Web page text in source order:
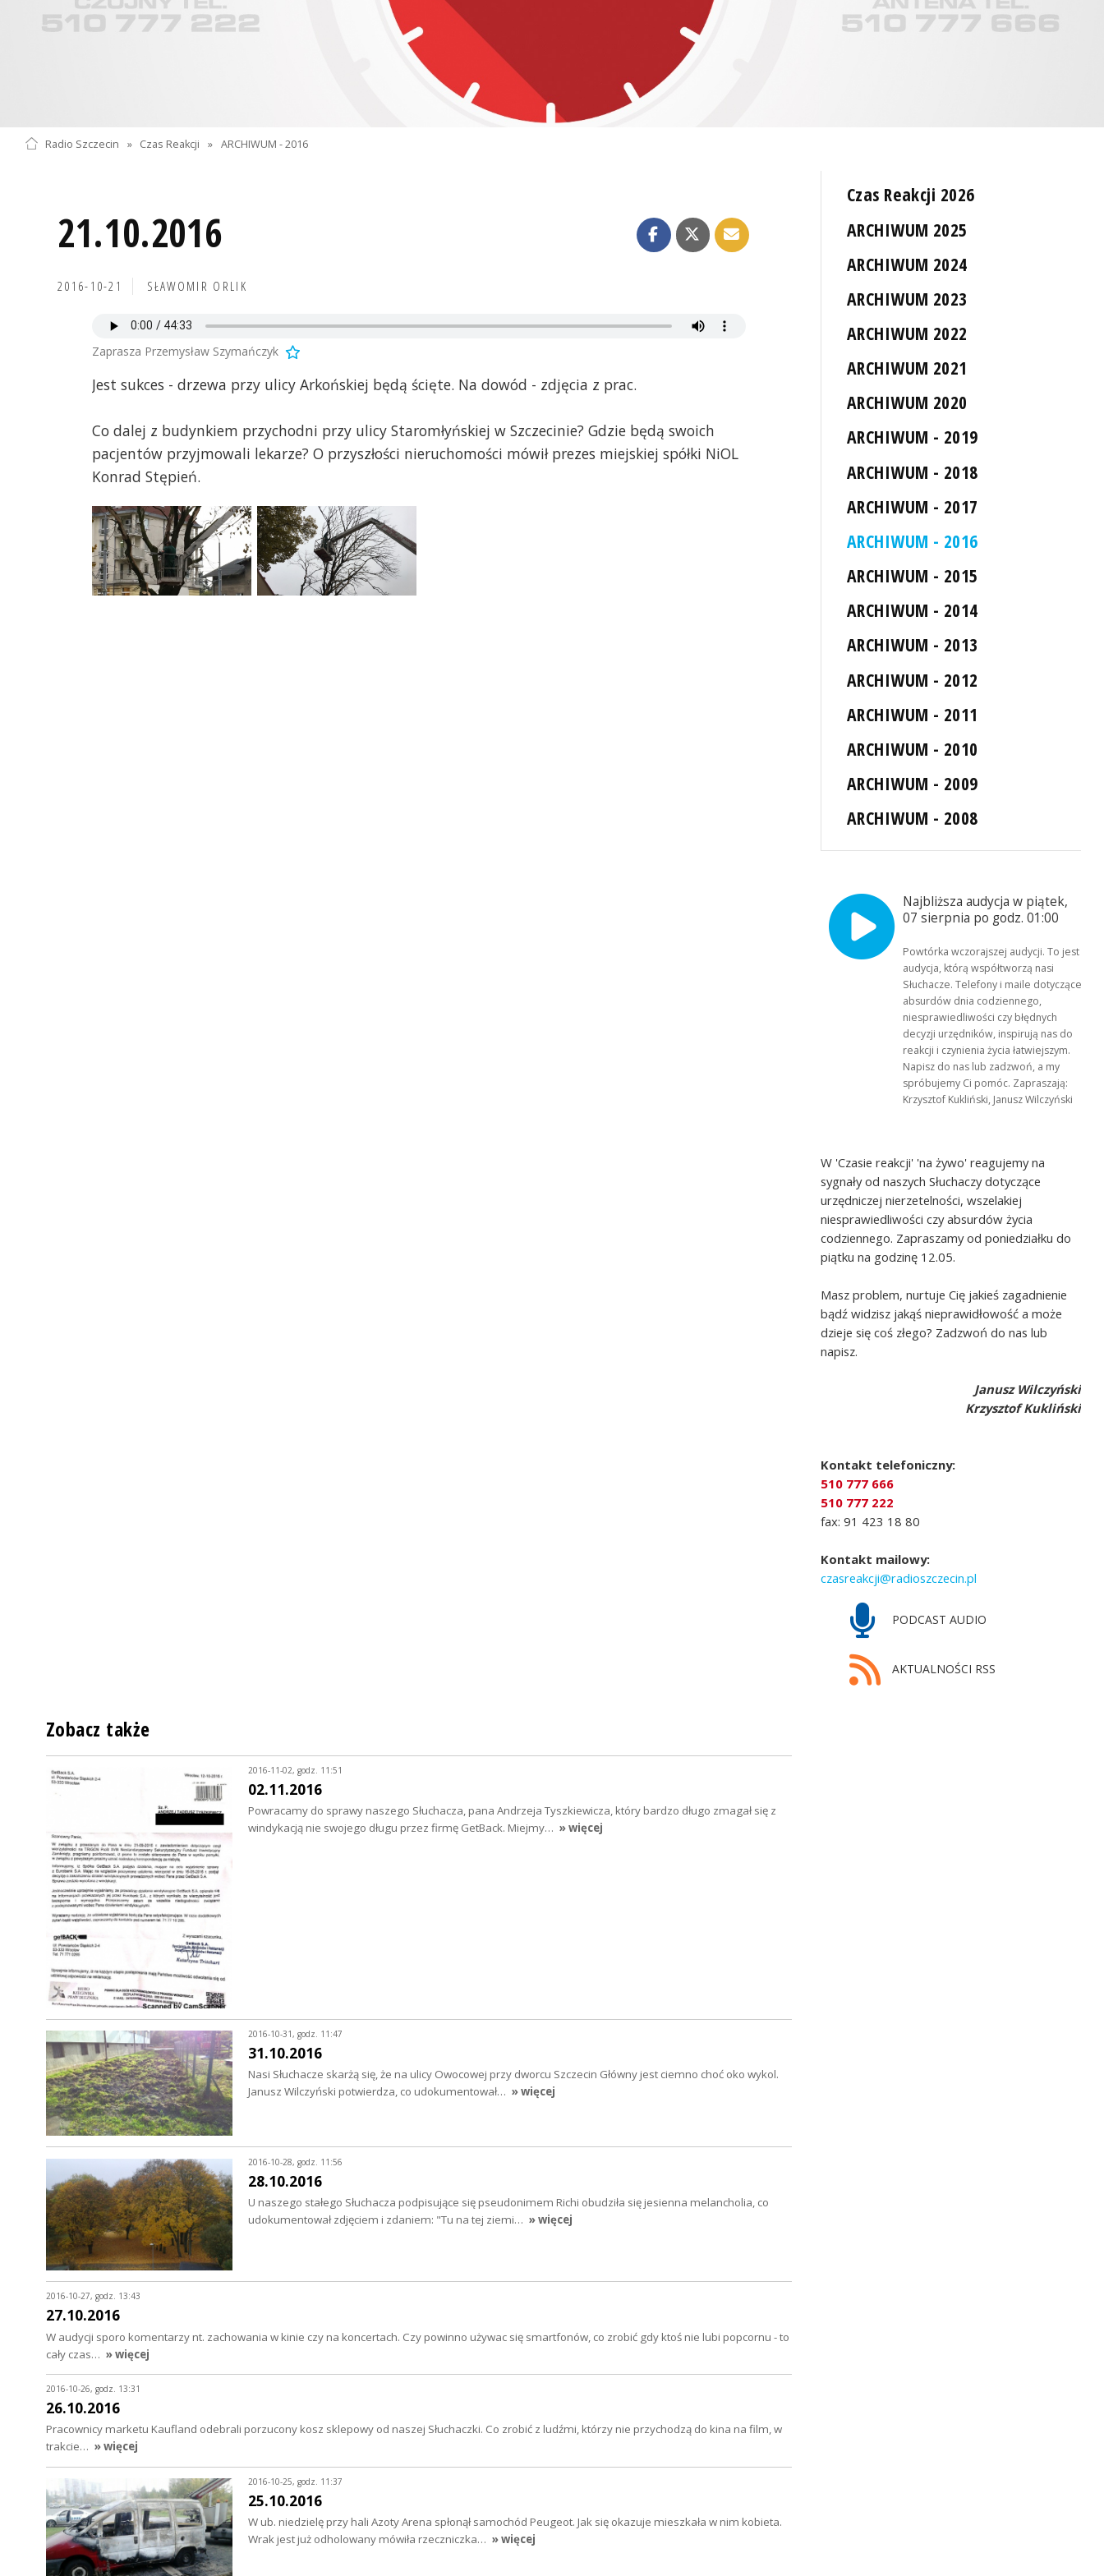
Radio Szczecin » Czas Reakcji » ARCHIWUM - 2016
21.10.2016
2016-10-21 SŁAWOMIR ORLIK
Zaprasza Przemysław Szymańczyk
Jest sukces - drzewa przy ulicy Arkońskiej będą ścięte. Na dowód - zdjęcia z prac.
Co dalej z budynkiem przychodni przy ulicy Staromłyńskiej w Szczecinie? Gdzie będą swoich
pacjentów przyjmowali lekarze? O przyszłości nieruchomości mówił prezes miejskiej spółki NiOL
Konrad Stępień.
Czas Reakcji 2026
ARCHIWUM 2025
ARCHIWUM 2024
ARCHIWUM 2023
ARCHIWUM 2022
ARCHIWUM 2021
ARCHIWUM 2020
ARCHIWUM - 2019
ARCHIWUM - 2018
ARCHIWUM - 2017
ARCHIWUM - 2016
ARCHIWUM - 2015
ARCHIWUM - 2014
ARCHIWUM - 2013
ARCHIWUM - 2012
ARCHIWUM - 2011
ARCHIWUM - 2010
ARCHIWUM - 2009
ARCHIWUM - 2008
Najbliższa audycja w piątek,
07 sierpnia po godz. 01:00
Powtórka wczorajszej audycji. To jest
audycja, którą współtworzą nasi
Słuchacze. Telefony i maile dotyczące
absurdów dnia codziennego,
niesprawiedliwości czy błędnych
decyzji urzędników, inspirują nas do
reakcji i czynienia życia łatwiejszym.
Napisz do nas lub zadzwoń, a my
spróbujemy Ci pomóc. Zapraszają:
Krzysztof Kukliński, Janusz Wilczyński
W 'Czasie reakcji' 'na żywo' reagujemy na
sygnały od naszych Słuchaczy dotyczące
urzędniczej nierzetelności, wszelakiej
niesprawiedliwości czy absurdów życia
codziennego. Zapraszamy od poniedziałku do
piątku na godzinę 12.05.
Masz problem, nurtuje Cię jakieś zagadnienie
bądź widzisz jakąś nieprawidłowość a może
dzieje się coś złego? Zadzwoń do nas lub
napisz.
Janusz Wilczyński
Krzysztof Kukliński
Kontakt telefoniczny:
510 777 666
510 777 222
fax: 91 423 18 80
Kontakt mailowy:
czasreakcji@radioszczecin.pl
PODCAST AUDIO
AKTUALNOŚCI RSS
Zobacz także
2016-11-02, godz. 11:51
02.11.2016
Powracamy do sprawy naszego Słuchacza, pana Andrzeja Tyszkiewicza, który bardzo długo zmagał się z
windykacją nie swojego długu przez firmę GetBack. Miejmy… » więcej
2016-10-31, godz. 11:47
31.10.2016
Nasi Słuchacze skarżą się, że na ulicy Owocowej przy dworcu Szczecin Główny jest ciemno choć oko wykol.
Janusz Wilczyński potwierdza, co udokumentował… » więcej
2016-10-28, godz. 11:56
28.10.2016
U naszego stałego Słuchacza podpisujące się pseudonimem Richi obudziła się jesienna melancholia, co
udokumentował zdjęciem i zdaniem: "Tu na tej ziemi… » więcej
2016-10-27, godz. 13:43
27.10.2016
W audycji sporo komentarzy nt. zachowania w kinie czy na koncertach. Czy powinno używac się smartfonów, co zrobić gdy ktoś nie lubi popcornu - to
cały czas… » więcej
2016-10-26, godz. 13:31
26.10.2016
Pracownicy marketu Kaufland odebrali porzucony kosz sklepowy od naszej Słuchaczki. Co zrobić z ludźmi, którzy nie przychodzą do kina na film, w
trakcie… » więcej
2016-10-25, godz. 11:37
25.10.2016
W ub. niedzielę przy hali Azoty Arena spłonął samochód Peugeot. Jak się okazuje mieszkała w nim kobieta.
Wrak jest już odholowany mówiła rzeczniczka… » więcej